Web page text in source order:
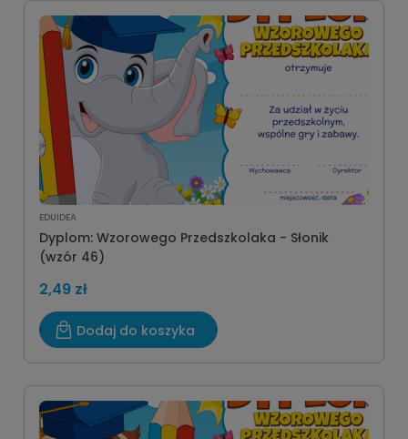
EDUIDEA
Dyplom: Wzorowego Przedszkolaka - Słonik
(wzór 46)
2,49 zł
Dodaj do koszyka